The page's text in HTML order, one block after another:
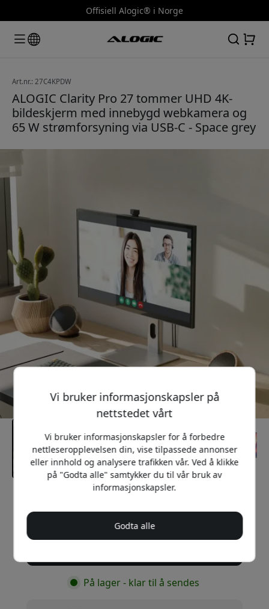
Offisiell Alogic® i Norge
Art.nr.: 27C4KPDW
ALOGIC Clarity Pro 27 tommer UHD 4K-
bildeskjerm med innebygd webkamera og
65 W strømforsyning via USB-C - Space grey
12 499 NOK
På lager - klar til å sendes
Vi bruker informasjonskapsler på
nettstedet vårt
Vi bruker informasjonskapsler for å forbedre
nettleseropplevelsen din, vise tilpassede annonser
eller innhold og analysere trafikken vår. Ved å klikke
på "Godta alle" samtykker du til vår bruk av
informasjonskapsler.
Godta alle